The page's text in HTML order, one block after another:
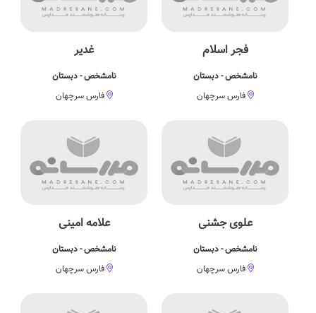
فجر اسلام
نامشخص - دبستان
فارس سرچهان
غدير
نامشخص - دبستان
فارس سرچهان
علوی جشنی
نامشخص - دبستان
فارس سرچهان
علامه امینی
نامشخص - دبستان
فارس سرچهان